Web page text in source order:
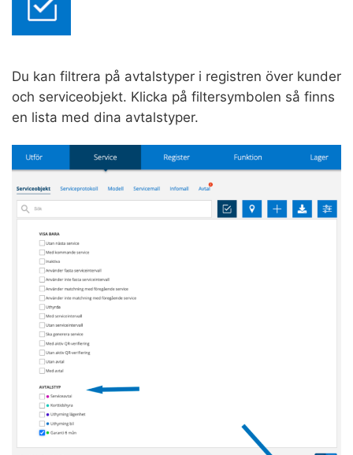
Du kan filtrera på avtalstyper i registren över kunder
och serviceobjekt. Klicka på filtersymbolen så finns
en lista med dina avtalstyper.